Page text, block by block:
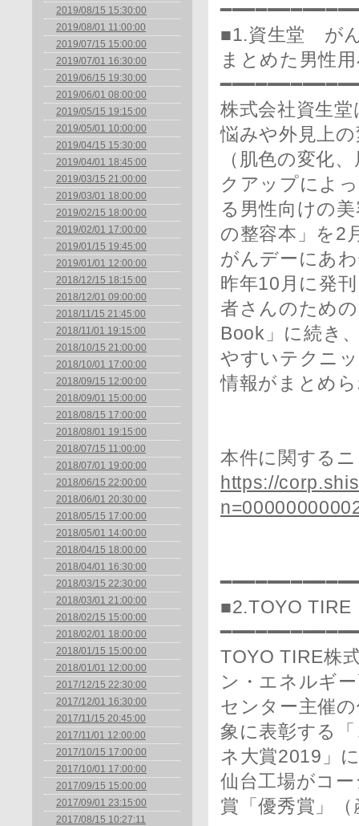
2019/08/15 15:30:00
2019/08/01 11:00:00
2019/07/15 15:00:00
2019/07/01 16:30:00
2019/06/15 19:30:00
2019/06/01 08:00:00
2019/05/15 19:15:00
2019/05/01 10:00:00
2019/04/15 15:30:00
2019/04/01 18:45:00
2019/03/15 21:00:00
2019/03/01 18:00:00
2019/02/15 18:00:00
2019/02/01 17:00:00
2019/01/15 19:45:00
2019/01/01 12:00:00
2018/12/15 18:15:00
2018/12/01 09:00:00
2018/11/15 21:45:00
2018/11/01 19:15:00
2018/10/15 21:00:00
2018/10/01 17:00:00
2018/09/15 12:00:00
2018/09/01 15:00:00
2018/08/15 17:00:00
2018/08/01 19:15:00
2018/07/15 11:00:00
2018/07/01 19:00:00
2018/06/15 22:00:00
2018/06/01 20:30:00
2018/05/15 17:00:00
2018/05/01 14:00:00
2018/04/15 18:00:00
2018/04/01 16:30:00
2018/03/15 22:30:00
2018/03/01 21:00:00
2018/02/15 15:00:00
2018/02/01 18:00:00
2018/01/15 15:00:00
2018/01/01 12:00:00
2017/12/15 22:30:00
2017/12/01 16:30:00
2017/11/15 20:45:00
2017/11/01 12:00:00
2017/10/15 17:00:00
2017/10/01 17:00:00
2017/09/15 15:00:00
2017/09/01 23:15:00
2017/08/15 10:27:11
■1.資生堂 が
まとめた男性
株式会社資生
悩みや外見上
（肌色の変化
クアップによ
る男性向けの
の整容本」を2
がんデーにあ
昨年10月に発
者さんのため
Book」に続き
やすいテクニ
情報がまとめ
本件に関する
https://
■2.TOYO
TOYO TIRE株
ン・エネルギ
センター主催
象に表彰する
ネ大賞2019」
仙台工場がコ
賞「優秀賞」